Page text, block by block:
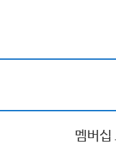
멤버십